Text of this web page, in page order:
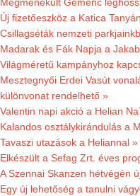
Új fizetőeszköz a Katica
Csillagséták nemzeti
Madarak és Fák Napja a
Világméretű kampányhoz
Mesztegnyői Erdei Vasút
különvonat rendelhető »
Valentin napi akció a Helian
Kalandos osztálykirándulás a
Tavaszi utazások a Heliannal »
Elkészült a Sefag Zrt. éves
A Szennai Skanzen hétvégén
Egy új lehetőség a tanulni